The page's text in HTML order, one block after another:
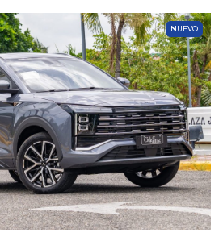
NUEVO